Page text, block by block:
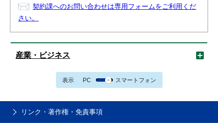
契約課へのお問い合わせは専用フォームをご利用くだ
さい。
産業・ビジネス
表示 PC スマートフォン
リンク・著作権・免責事項